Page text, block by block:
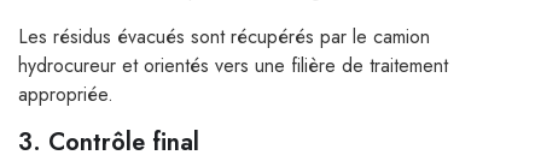
Les résidus évacués sont récupérés par le camion
hydrocureur et orientés vers une filière de traitement
appropriée.
3. Contrôle final